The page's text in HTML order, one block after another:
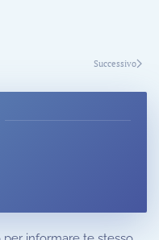
Successivo